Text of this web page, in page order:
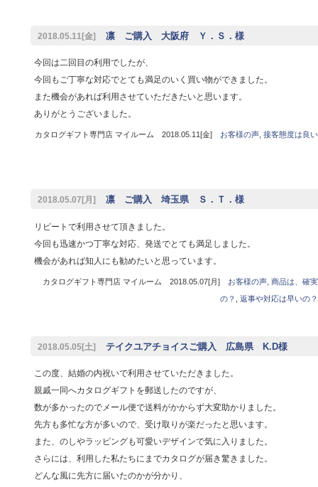
2018.05.11[金] 凛 ご購入 大阪府 Ｙ．Ｓ．様
今回は二回目の利用でしたが、
今回もご丁寧な対応でとても満足のいく買い物ができました。
また機会があれば利用させていただきたいと思います。
ありがとうございました。
カタログギフト専門店 マイルーム 2018.05.11[金] お客様の声, 接客態度は良
2018.05.07[月] 凛 ご購入 埼玉県 Ｓ．Ｔ．様
リピートで利用させて頂きました。
今回も迅速かつ丁寧な対応、発送でとても満足しました。
機会があれば知人にも勧めたいと思っています。
カタログギフト専門店 マイルーム 2018.05.07[月] お客様の声, 商品は、確
の？
返事や対応は早いの？
2018.05.05[土] テイクユアチョイスご購入 広島県 K.D様
この度、結婚の内祝いで利用させていただきました。
親戚一同へカタログギフトを郵送したのですが、
数が多かったのでメール便で送料がかからず大変助かりました。
先方も多忙な方が多いので、受け取りが楽だったと思います。
また、のしやラッピングも可愛いデザインで気に入りました。
さらには、利用した私たちにまでカタログが届き驚きました。
どんな風に先方に届いたのかが分かり、